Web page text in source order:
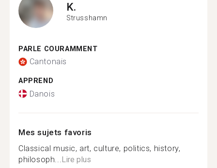
K.
Strusshamn
PARLE COURAMMENT
Cantonais
APPREND
Danois
Mes sujets favoris
Classical music, art, culture, politics, history,
philosoph... Lire plus